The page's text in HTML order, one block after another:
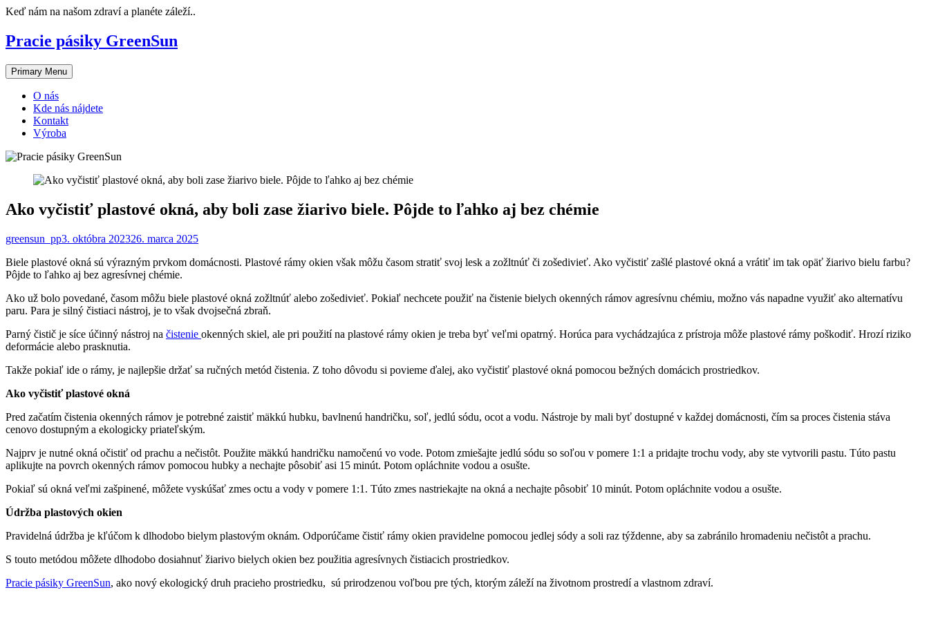
Skip
content
Keď nám na našom zdraví a planéte záleží..
Pracie pásiky GreenSun
Primary Menu
O nás
Kde nás nájdete
Kontakt
Výroba
Ako vyčistiť plastové okná, aby boli zase žiarivo biele. Pôjde to ľahko aj bez chémie
greensun_pp3. októbra 202326. marca 2025
Biele plastové okná sú výrazným prvkom domácnosti. Plastové rámy okien však môžu časom stratiť svoj lesk a zožltnúť či zošedivieť. Ako vyčistiť zašlé plastové okná a vrátiť im tak opäť žiarivo bielu farbu?
Pôjde to ľahko aj bez agresívnej chémie.
Ako už bolo povedané, časom môžu biele plastové okná zožltnúť alebo zošedivieť. Pokiaľ nechcete použiť na čistenie bielych okenných rámov agresívnu chémiu, možno vás napadne využiť ako alternatívu
paru. Para je silný čistiaci nástroj, je to však dvojsečná zbraň.
Parný čistič je síce účinný nástroj na čistenie okenných skiel, ale pri použití na plastové rámy okien je treba byť veľmi opatrný. Horúca para vychádzajúca z prístroja môže plastové rámy poškodiť. Hrozí riziko
deformácie alebo prasknutia.
Takže pokiaľ ide o rámy, je najlepšie držať sa ručných metód čistenia. Z toho dôvodu si povieme ďalej, ako vyčistiť plastové okná pomocou bežných domácich prostriedkov.
Ako vyčistiť plastové okná
Pred začatím čistenia okenných rámov je potrebné zaistiť mäkkú hubku, bavlnenú handričku, soľ, jedlú sódu, ocot a vodu. Nástroje by mali byť dostupné v každej domácnosti, čím sa proces čistenia stáva
cenovo dostupným a ekologicky priateľským.
Najprv je nutné okná očistiť od prachu a nečistôt. Použite mäkkú handričku namočenú vo vode. Potom zmiešajte jedlú sódu so soľou v pomere 1:1 a pridajte trochu vody, aby ste vytvorili pastu. Túto pastu
aplikujte na povrch okenných rámov pomocou hubky a nechajte pôsobiť asi 15 minút. Potom opláchnite vodou a osušte.
Pokiaľ sú okná veľmi zašpinené, môžete vyskúšať zmes octu a vody v pomere 1:1. Túto zmes nastriekajte na okná a nechajte pôsobiť 10 minút. Potom opláchnite vodou a osušte.
Údržba plastových okien
Pravidelná údržba je kľúčom k dlhodobo bielym plastovým oknám. Odporúčame čistiť rámy okien pravidelne pomocou jedlej sódy a soli raz týždenne, aby sa zabránilo hromadeniu nečistôt a prachu.
S touto metódou môžete dlhodobo dosiahnuť žiarivo bielych okien bez použitia agresívnych čistiacich prostriedkov.
Pracie pásiky GreenSun, ako nový ekologický druh pracieho prostriedku, sú prirodzenou voľbou pre tých, ktorým záleží na životnom prostredí a vlastnom zdraví.